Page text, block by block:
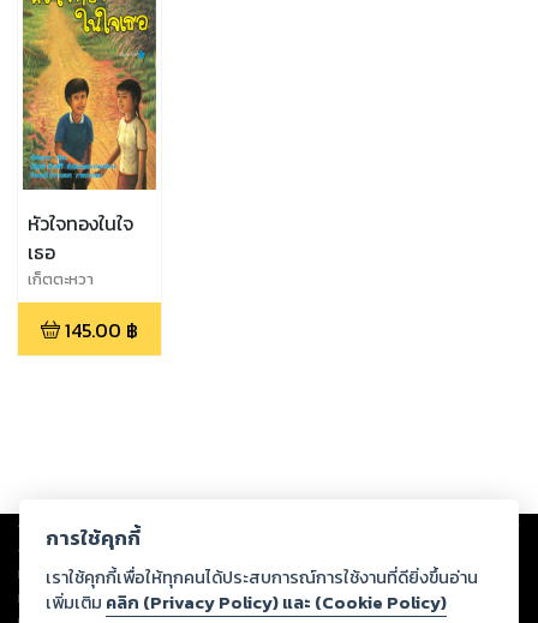
หัวใจทองในใจ
เธอ
เก็ตตะหวา
145.00 ฿
Copyright © 2026
ต่อผลงานหรือเนื้อหาใดที่อัปโหลดผ่านเว็บไซต์และปรากฏว่าละเมิดสิทธิใน
ทรัพย์สินทางปัญญาของบุคคลอื่นหรือขัดต่อกฎหมายและศีลธรรม ดังนั้น ผู้อ่าน
ทุกท่านโปรดใช้วิจารณญาณในการกลั่นกรองด้วยตนเอง และหากท่านพบว่าส่วน
การใช้คุกกี้
เราใช้คุกกี้เพื่อให้ทุกคนได้ประสบการณ์การใช้งานที่ดียิ่งขึ้นอ่าน
เพิ่มเติม คลิก (Privacy Policy) และ (Cookie Policy)